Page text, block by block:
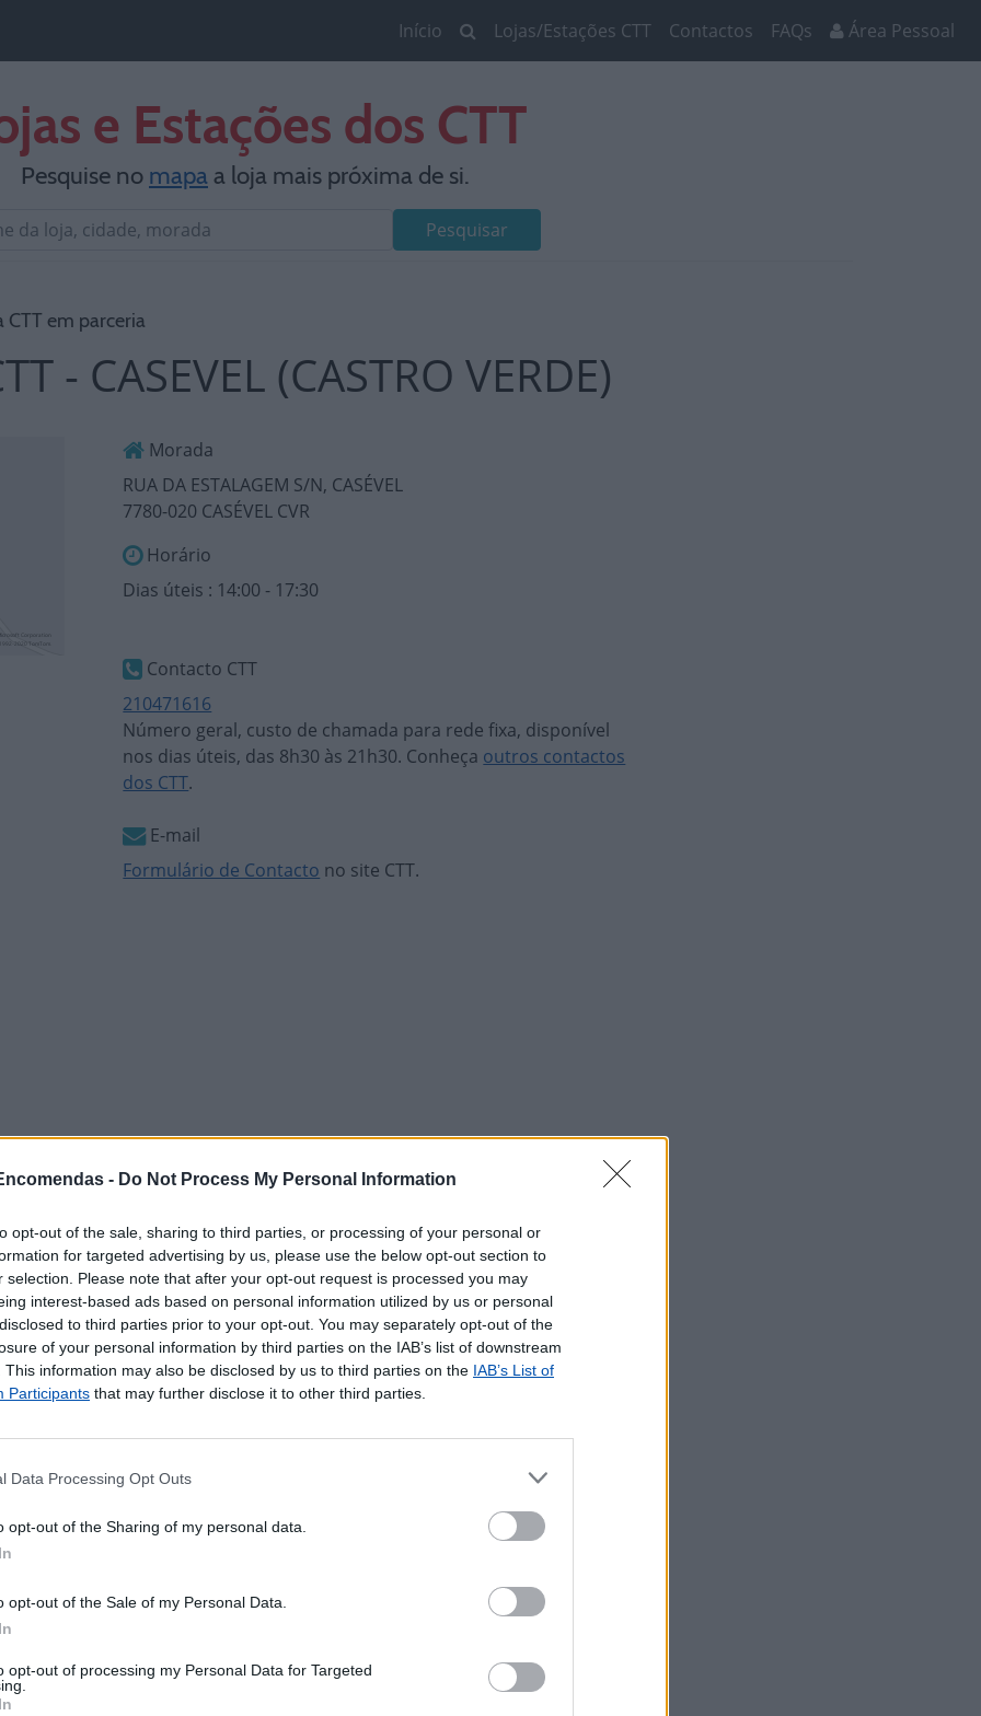
- Do Not Process My Personal Information
opt-out of the sale, sharing to third parties, or processing of your personal or
for targeted advertising by us, please use the below opt-out section to
selection. Please note that after your opt-out request is processed you may
interest-based ads based on personal information utilized by us or personal
to third parties prior to your opt-out. You may separately opt-out of the
of your personal information by third parties on the IAB’s list of downstream
This information may also be disclosed by us to third parties on the IAB’s List of
Participants that may further disclose it to other third parties.
Data Processing Opt Outs
opt-out of the Sharing of my personal data.
opt-out of the Sale of my Personal Data.
opt-out of processing my Personal Data for Targeted
Início Lojas/Estações CTT Contactos FAQs Área Pessoal
e Estações dos CTT
Pesquise no mapaa loja mais próxima de si.
Pesquisar
CTT em parceria
- CASEVEL (CASTRO VERDE)
Morada
RUA DA ESTALAGEM S/N, CASÉVEL
7780-020 CASÉVEL CVR
Horário
Dias úteis : 14:00 - 17:30
Contacto CTT
210471616
Número geral, custo de chamada para rede fixa, disponível
nos dias úteis, das 8h30 às 21h30. Conheça outros contactos
dos CTT.
E-mail
Formulário de Contacto no site CTT.
Postais
outra Loja CTT ou morada que mais lhe convier.